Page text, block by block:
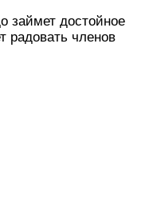
займет достойное
радовать членов